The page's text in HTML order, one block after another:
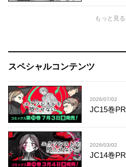
もっと見る
スペシャルコンテンツ
2026/07/02
JC15巻PR
2026/03/02
JC14巻PR